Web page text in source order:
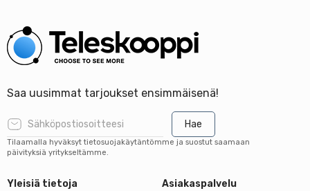
Saa uusimmat tarjoukset ensimmäisenä!
Hae
Tilaamalla hyväksyt tietosuojakäytäntömme ja suostut saamaan
päivityksiä yritykseltämme.
Yleisiä tietoja
Asiakaspalvelu